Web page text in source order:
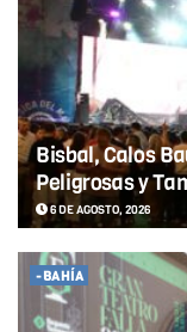
Bisbal, Calos
Peligrosas y
6 DE AGOSTO, 2026
-BAHÍA